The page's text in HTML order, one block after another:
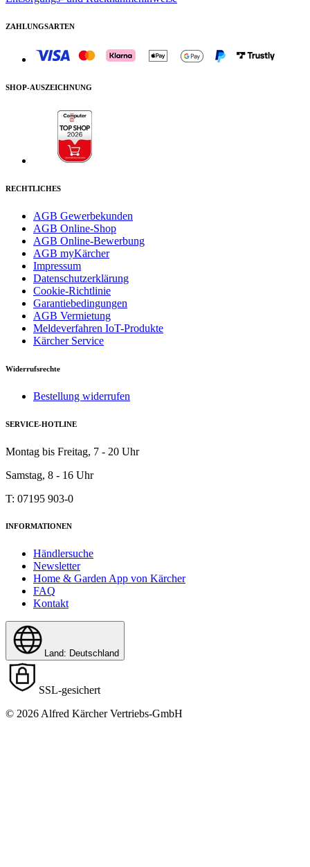
ZAHLUNGSARTEN
SHOP-AUSZEICHNUNG
RECHTLICHES
AGB Gewerbekunden
AGB Online-Shop
AGB Online-Bewerbung
AGB myKärcher
Impressum
Datenschutzerklärung
Cookie-Richtlinie
Garantiebedingungen
AGB Vermietung
Meldeverfahren IoT-Produkte
Kärcher Service
Widerrufsrechte
Bestellung widerrufen
SERVICE-HOTLINE
Montag bis Freitag, 7 - 20 Uhr
Samstag, 8 - 16 Uhr
T: 07195 903-0
INFORMATIONEN
Händlersuche
Newsletter
Home & Garden App von Kärcher
FAQ
Kontakt
Land: Deutschland
SSL-gesichert
© 2026 Alfred Kärcher Vertriebs-GmbH